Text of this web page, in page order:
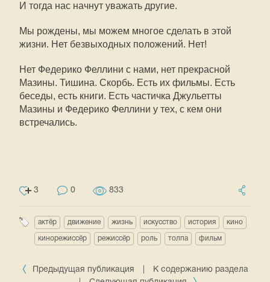
И тогда нас начнут уважать другие.
Мы рождены, мы можем многое сделать в этой
жизни. Нет безвыходных положений. Нет!
Нет Федерико Феллини с нами, нет прекрасной
Мазины. Тишина. Скорбь. Есть их фильмы. Есть
беседы, есть книги. Есть частичка Джульетты
Мазины и Федерико Феллини у тех, с кем они
встречались.
3 0 833
актёр движение жизнь искусство история кино
кинорежиссёр режиссёр роль толпа фильм
Предыдущая публикация
К содержанию раздела